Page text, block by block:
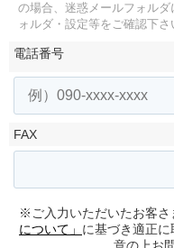
の場合、迷惑メールフォルダ
ォルダ・設定等をご確認下さ
電話番号
FAX
※ご入力いただいたお客さ
について」 に基づき適正